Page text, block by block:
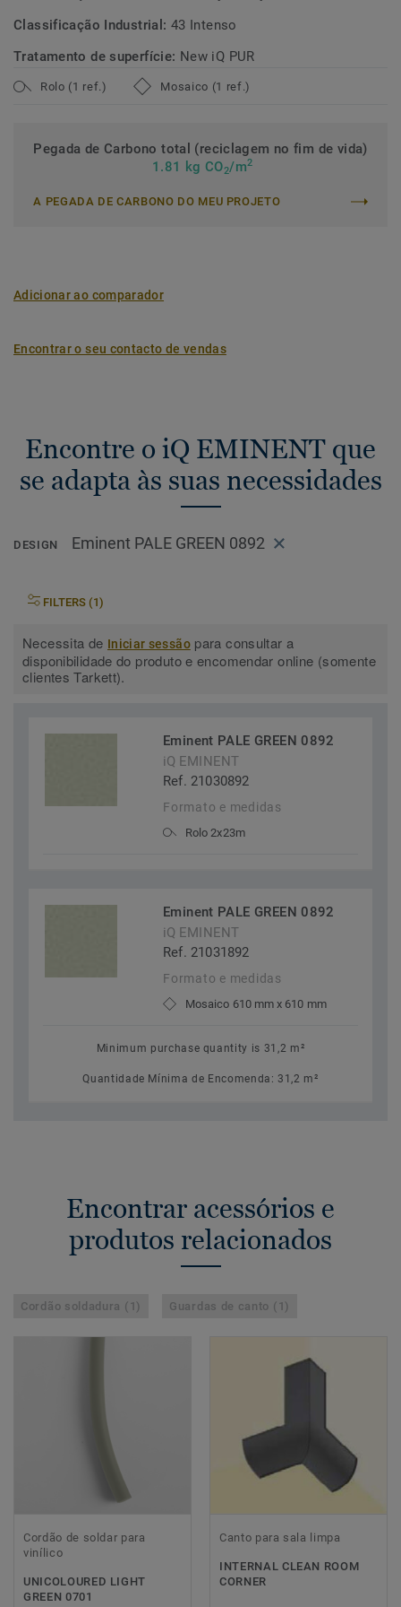
Classificação Industrial: 43 Intenso
Tratamento de superfície: New iQ PUR
Rolo (1 ref.) Mosaico (1 ref.)
Pegada de Carbono total (reciclagem no fim de vida)
1.81 kg CO2/m2
A PEGADA DE CARBONO DO MEU PROJETO
Adicionar ao comparador
Encontrar o seu contacto de vendas
Encontre o iQ EMINENT que
se adapta às suas necessidades
DESIGN Eminent PALE GREEN 0892
FILTERS (1)
Necessita de Iniciar sessãopara consultar a
disponibilidade do produto e encomendar online (somente
clientes Tarkett).
Eminent PALE GREEN 0892
iQ EMINENT
Ref. 21030892
Formato e medidas
Rolo 2x23m
Eminent PALE GREEN 0892
iQ EMINENT
Ref. 21031892
Formato e medidas
Mosaico 610 mm x 610 mm
Minimum purchase quantity is 31,2 m²
Quantidade Mínima de Encomenda: 31,2 m²
Encontrar acessórios e
produtos relacionados
Cordão soldadura (1) Guardas de canto (1)
Cordão de soldar para
vinílico
UNICOLOURED LIGHT
GREEN 0701
Canto para sala limpa
INTERNAL CLEAN ROOM
CORNER